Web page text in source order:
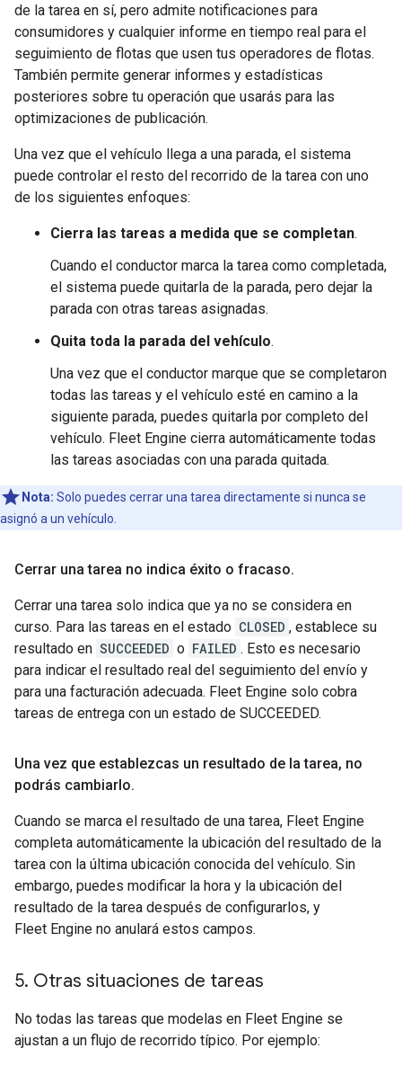
de la tarea en sí, pero admite notificaciones para
consumidores y cualquier informe en tiempo real para el
seguimiento de flotas que usen tus operadores de flotas.
También permite generar informes y estadísticas
posteriores sobre tu operación que usarás para las
optimizaciones de publicación.
Una vez que el vehículo llega a una parada, el sistema
puede controlar el resto del recorrido de la tarea con uno
de los siguientes enfoques:
Cierra las tareas a medida que se completan.
Cuando el conductor marca la tarea como completada,
el sistema puede quitarla de la parada, pero dejar la
parada con otras tareas asignadas.
Quita toda la parada del vehículo.
Una vez que el conductor marque que se completaron
todas las tareas y el vehículo esté en camino a la
siguiente parada, puedes quitarla por completo del
vehículo. Fleet Engine cierra automáticamente todas
las tareas asociadas con una parada quitada.
Nota: Solo puedes cerrar una tarea directamente si nunca se
asignó a un vehículo.
Cerrar una tarea no indica éxito o fracaso.
Cerrar una tarea solo indica que ya no se considera en
curso. Para las tareas en el estado CLOSED , establece su
resultado en SUCCEEDED o FAILED . Esto es necesario
para indicar el resultado real del seguimiento del envío y
para una facturación adecuada. Fleet Engine solo cobra
tareas de entrega con un estado de SUCCEEDED.
Una vez que establezcas un resultado de la tarea, no
podrás cambiarlo.
Cuando se marca el resultado de una tarea, Fleet Engine
completa automáticamente la ubicación del resultado de la
tarea con la última ubicación conocida del vehículo. Sin
embargo, puedes modificar la hora y la ubicación del
resultado de la tarea después de configurarlos, y
Fleet Engine no anulará estos campos.
5. Otras situaciones de tareas
No todas las tareas que modelas en Fleet Engine se
ajustan a un flujo de recorrido típico. Por ejemplo: